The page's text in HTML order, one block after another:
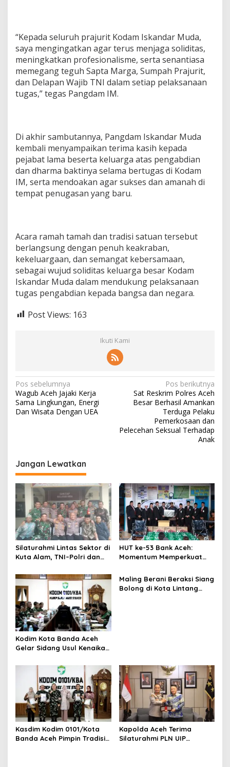
“Kepada seluruh prajurit Kodam Iskandar Muda,
saya mengingatkan agar terus menjaga soliditas,
meningkatkan profesionalisme, serta senantiasa
memegang teguh Sapta Marga, Sumpah Prajurit,
dan Delapan Wajib TNI dalam setiap pelaksanaan
tugas,” tegas Pangdam IM.
Di akhir sambutannya, Pangdam Iskandar Muda
kembali menyampaikan terima kasih kepada
pejabat lama beserta keluarga atas pengabdian
dan dharma baktinya selama bertugas di Kodam
IM, serta mendoakan agar sukses dan amanah di
tempat penugasan yang baru.
Acara ramah tamah dan tradisi satuan tersebut
berlangsung dengan penuh keakraban,
kekeluargaan, dan semangat kebersamaan,
sebagai wujud soliditas keluarga besar Kodam
Iskandar Muda dalam mendukung pelaksanaan
tugas pengabdian kepada bangsa dan negara.
Post Views: 163
Ikuti Kami
N
a
v
a
s
i
p
o
s
Pos sebelumnya
Wagub Aceh Jajaki Kerja
Sama Lingkungan, Energi
Dan Wisata Dengan UEA
Pos berikutnya
Sat Reskrim Polres Aceh
Besar Berhasil Amankan
Terduga Pelaku
Pemerkosaan dan
Pelecehan Seksual Terhadap
Anak
Jangan Lewatkan
Silaturahmi Lintas Sektor di
Kuta Alam, TNI–Polri dan
Kebersamaan
HUT ke-53 Bank Aceh:
Momentum Memperkuat
Keberkahan Bagi Aceh
Kodim Kota Banda Aceh
Gelar Sidang Usul Kenaikan
Tamtama Periode 1 April
Maling Berani Beraksi Siang
Bolong di Kota Lintang
Kasdim Kodim 0101/Kota
Banda Aceh Pimpin Tradisi
Kapolda Aceh Terima
Silaturahmi PLN UIP